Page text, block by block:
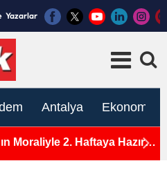
Yazarlar
Antalya Ekonomi
Moraliyle 2. Haftaya Hazırlık